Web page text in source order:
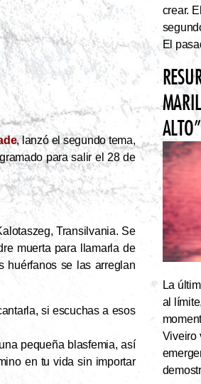
, lanzó el segundo tema,
para salir el 28 de
Transilvania. Se
muerta para llamarla de
huérfanos se las arreglan
si escuchas a esos
pequeña blasfemia, así
en tu vida sin importar
crear.
El
ALTO”
La
al
Viveiro